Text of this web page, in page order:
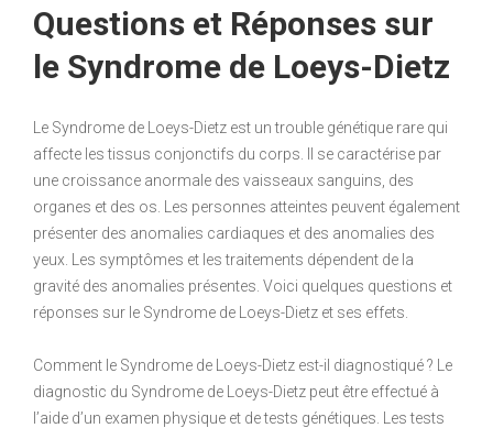
Questions et Réponses sur
le Syndrome de Loeys-Dietz
Le Syndrome de Loeys-Dietz est un trouble génétique rare qui
affecte les tissus conjonctifs du corps. Il se caractérise par
une croissance anormale des vaisseaux sanguins, des
organes et des os. Les personnes atteintes peuvent également
présenter des anomalies cardiaques et des anomalies des
yeux. Les symptômes et les traitements dépendent de la
gravité des anomalies présentes. Voici quelques questions et
réponses sur le Syndrome de Loeys-Dietz et ses effets.
Comment le Syndrome de Loeys-Dietz est-il diagnostiqué ? Le
diagnostic du Syndrome de Loeys-Dietz peut être effectué à
l’aide d’un examen physique et de tests génétiques. Les tests